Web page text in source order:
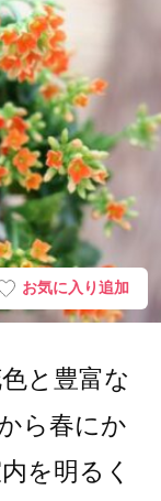
お気に入り追加
と豊富な
ら春にか
を明るく